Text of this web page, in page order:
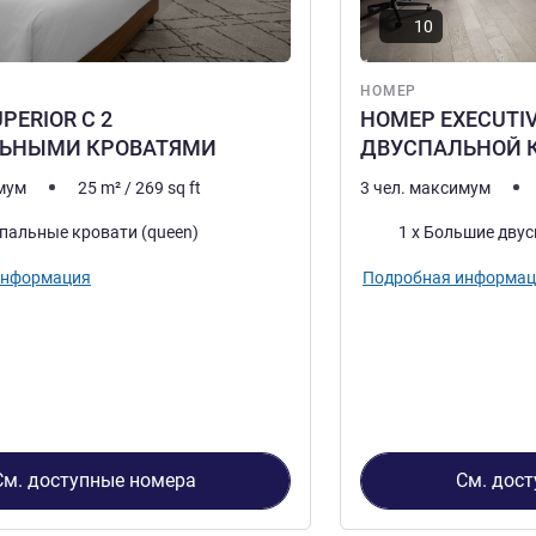
С 2
КРОВАТЯМИ
25 m² /269 sq ft
кровати (queen)
доступные номера
НОМЕР
НОМЕР
ДВУСПАЛЬНОЙ
10
3 чел. максимум
Постель1 x Большие
Подробная
См.